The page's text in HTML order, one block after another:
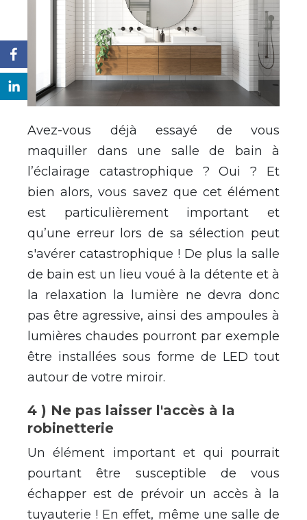
Avez-vous déjà essayé de vous
maquiller dans une salle de bain à
l’éclairage catastrophique ? Oui ? Et
bien alors, vous savez que cet élément
est particulièrement important et
qu’une erreur lors de sa sélection peut
s'avérer catastrophique ! De plus la salle
de bain est un lieu voué à la détente et à
la relaxation la lumière ne devra donc
pas être agressive, ainsi des ampoules à
lumières chaudes pourront par exemple
être installées sous forme de LED tout
autour de votre miroir.
4 ) Ne pas laisser l'accès à la
robinetterie
Un élément important et qui pourrait
pourtant être susceptible de vous
échapper est de prévoir un accès à la
tuyauterie ! En effet, même une salle de